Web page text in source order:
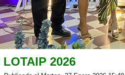
LOTAIP 2026